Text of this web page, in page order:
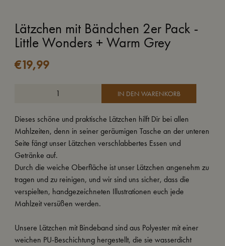
Lätzchen mit Bändchen 2er Pack -
Little Wonders + Warm Grey
€19,99
IN DEN WARENKORB
Dieses schöne und praktische Lätzchen hilft Dir bei allen
Mahlzeiten, denn in seiner geräumigen Tasche an der unteren
Seite fängt unser Lätzchen verschlabbertes Essen und
Getränke auf.
Durch die weiche Oberfläche ist unser Lätzchen angenehm zu
tragen und zu reinigen, und wir sind uns sicher, dass die
verspielten, handgezeichneten Illustrationen euch jede
Mahlzeit versüßen werden.
Unsere Lätzchen mit Bindeband sind aus Polyester mit einer
weichen PU-Beschichtung hergestellt, die sie wasserdicht